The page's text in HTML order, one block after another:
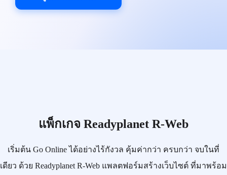
แพ็กเกจ Readyplanet R-Web
เริ่มต้น Go Onlineได้อย่างไร้กังวล คุ้มค่ากว่า ครบกว่า จบในที่
เดียว ด้วย Readyplanet R-Web แพลตฟอร์มสร้างเว็บไซต์ ที่มาพร้อม